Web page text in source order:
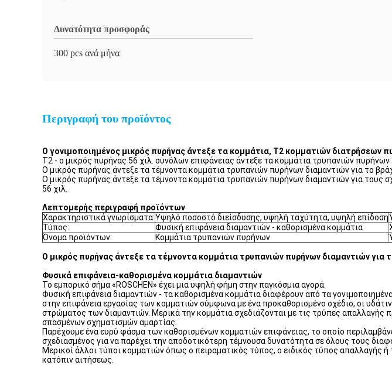
Δυνατότητα προσφοράς
300 pcs ανά μήνα
Περιγραφή του προϊόντος
Ο γονιμοποιημένος μικρός πυρήνας άντεξε τα κομμάτια, T2 κομματιών διατρήσεων
T2 - ο μικρός πυρήνας 56 χιλ. συνόλων επιφάνειας άντεξε τα κομμάτια τρυπανιών πυρήνων
Ο μικρός πυρήνας άντεξε τα τέμνοντα κομμάτια τρυπανιών πυρήνων διαμαντιών για το
Ο μικρός πυρήνας άντεξε τα τέμνοντα κομμάτια τρυπανιών πυρήνων διαμαντιών για
56 χιλ.
Λεπτομερής περιγραφή προϊόντων
Χαρακτηριστικά γνωρίσματα:Υψηλό ποσοστό διείσδυσης, υψηλή ταχύτητα, υψηλή επίδοση
Τύπος:
Φυσική επιφάνεια διαμαντιών - καθορισμένα κομμάτια
Όνομα προϊόντων:
Κομμάτια τρυπανιών πυρήνων
Ο μικρός πυρήνας άντεξε τα τέμνοντα κομμάτια τρυπανιών πυρήνων διαμαντιών για
Φυσικά επιφάνεια-καθορισμένα κομμάτια διαμαντιών
Το εμπορικό σήμα «ROSCHEN» έχει μια υψηλή φήμη στην παγκόσμια αγορά.
Φυσική επιφάνεια διαμαντιών - τα καθορισμένα κομμάτια διαφέρουν από τα
στην επιφάνεια εργασίας των κομματιών σύμφωνα με ένα προκαθορισμένο σχέδιο, οι
στρώματος των διαμαντιών. Μερικά την κομμάτια σχεδιάζονται με τις τρύπες
σπασμένων σχηματισμών αμαρτίας.
Παρέχουμε ένα ευρύ φάσμα των καθορισμένων κομματιών επιφάνειας, το οποίο
σχεδιασμένος για να παρέχει την αποδοτικότερη τέμνουσα δυνατότητα σε όλους τους
Μερικοί άλλοι τύποι κομματιών όπως ο πειραματικός τύπος, ο ειδικός τύπος απαλλαγής
κατόπιν αιτήσεως.